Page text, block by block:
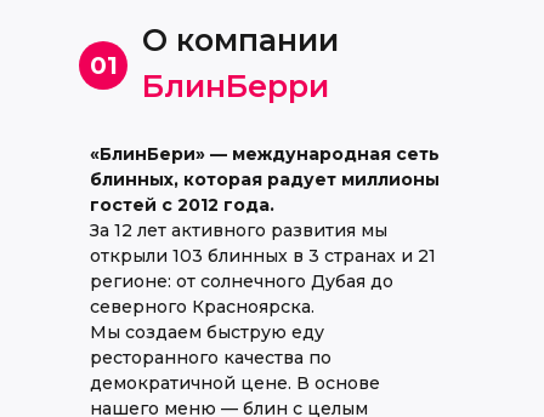
О компании
БлинБерри
«БлинБери» — международная сеть
блинных, которая радует миллионы
гостей с 2012 года.
За 12 лет активного развития мы
открыли 103 блинных в 3 странах и 21
регионе: от солнечного Дубая до
северного Красноярска.
Мы создаем быструю еду
ресторанного качества по
демократичной цене. В основе
нашего меню — блин с целым
01